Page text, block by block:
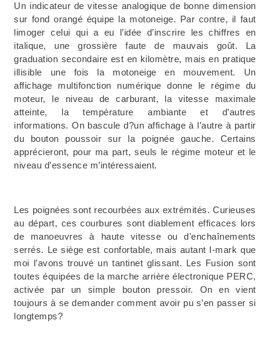
Un indicateur de vitesse analogique de bonne dimension
sur fond orangé équipe la motoneige. Par contre, il faut
limoger celui qui a eu l’idée d’inscrire les chiffres en
italique, une grossière faute de mauvais goût. La
graduation secondaire est en kilomètre, mais en pratique
illisible une fois la motoneige en mouvement. Un
affichage multifonction numérique donne le régime du
moteur, le niveau de carburant, la vitesse maximale
atteinte, la température ambiante et d’autres
informations. On bascule d?un affichage à l’autre à partir
du bouton poussoir sur la poignée gauche. Certains
apprécieront, pour ma part, seuls le régime moteur et le
niveau d’essence m’intéressaient.
Les poignées sont recourbées aux extrémités. Curieuses
au départ, ces courbures sont diablement efficaces lors
de manoeuvres à haute vitesse ou d’enchaînements
serrés. Le siège est confortable, mais autant I-mark que
moi l’avons trouvé un tantinet glissant. Les Fusion sont
toutes équipées de la marche arrière électronique PERC,
activée par un simple bouton pressoir. On en vient
toujours à se demander comment avoir pu s’en passer si
longtemps?